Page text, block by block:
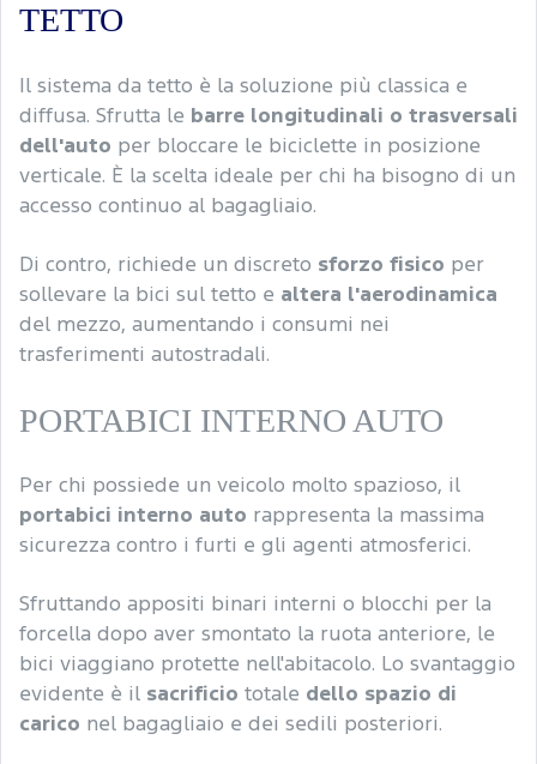
TETTO
Il sistema da tetto è la soluzione più classica e
diffusa. Sfrutta le barre longitudinali o trasversali
dell'auto per bloccare le biciclette in posizione
verticale. È la scelta ideale per chi ha bisogno di un
accesso continuo al bagagliaio.
Di contro, richiede un discreto sforzo fisico per
sollevare la bici sul tetto e altera l'aerodinamica
del mezzo, aumentando i consumi nei
trasferimenti autostradali.
PORTABICI INTERNO AUTO
Per chi possiede un veicolo molto spazioso, il
portabici interno auto rappresenta la massima
sicurezza contro i furti e gli agenti atmosferici.
Sfruttando appositi binari interni o blocchi per la
forcella dopo aver smontato la ruota anteriore, le
bici viaggiano protette nell'abitacolo. Lo svantaggio
evidente è il sacrificio totale dello spazio di
carico nel bagagliaio e dei sedili posteriori.